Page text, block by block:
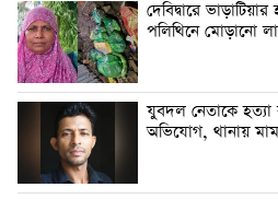
দেবিদ্বারে
পলিথিনে মোড়ানো
যুবদল নেতাকে হত্যা
অভিযোগ, থানায়